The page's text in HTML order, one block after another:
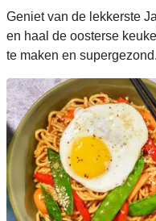
Geniet van de lekkerste
en haal de oosterse
te maken en supergezond.